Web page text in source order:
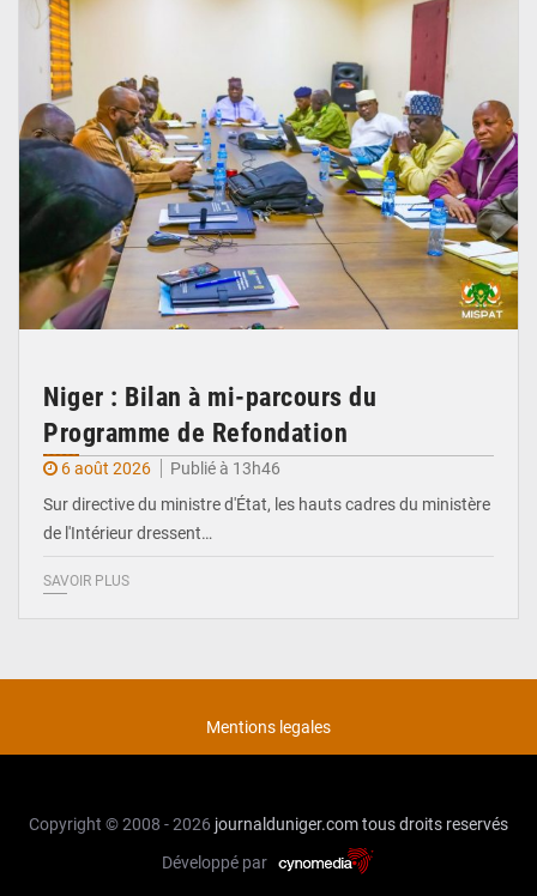
Niger : Bilan à mi-parcours du
Programme de Refondation
6 août 2026
Publié à 13h46
Sur directive du ministre d'État, les hauts cadres du ministère
de l'Intérieur dressent…
SAVOIR PLUS
Mentions legales
Copyright © 2008 - 2026 journalduniger.comtous droits reservés
Développé par